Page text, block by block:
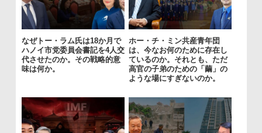
なぜトー・ラム氏は18か月で
ハノイ市党委員会書記を4人交
代させたのか。その戦略的意
味は何か。
ホー・チ・ミン共産青年団
は、今なお何のために存在し
ているのか。それとも、ただ
高官の子弟のための「繭」の
ような場にすぎないのか。